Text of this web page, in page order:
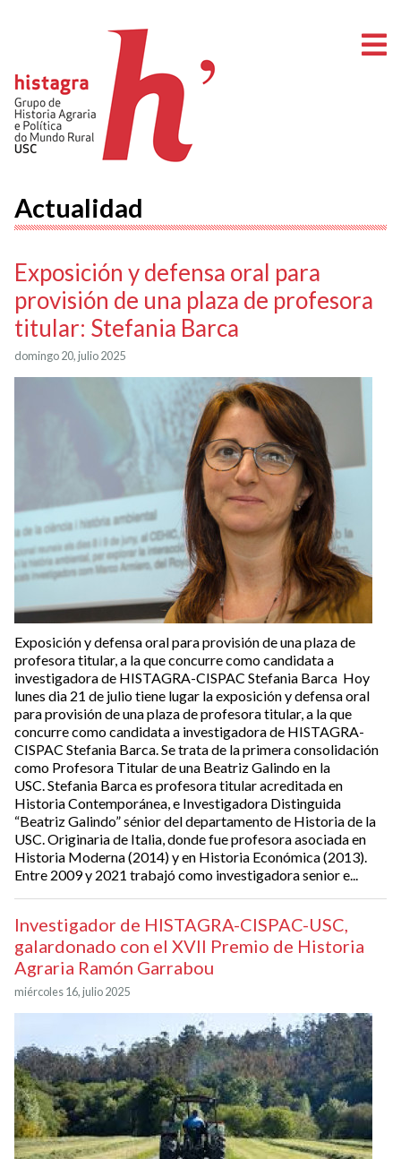
Actualidad
Exposición y defensa oral para
provisión de una plaza de profesora
titular: Stefania Barca
domingo 20, julio 2025
Exposición y defensa oral para provisión de una plaza de
profesora titular, a la que concurre como candidata a
investigadora de HISTAGRA-CISPAC Stefania Barca Hoy
lunes dia 21 de julio tiene lugar la exposición y defensa oral
para provisión de una plaza de profesora titular, a la que
concurre como candidata a investigadora de HISTAGRA-
CISPAC Stefania Barca. Se trata de la primera consolidación
como Profesora Titular de una Beatriz Galindo en la
USC. Stefania Barca es profesora titular acreditada en
Historia Contemporánea, e Investigadora Distinguida
“Beatriz Galindo” sénior del departamento de Historia de la
USC. Originaria de Italia, donde fue profesora asociada en
Historia Moderna (2014) y en Historia Económica (2013).
Entre 2009 y 2021 trabajó como investigadora senior e...
Investigador de HISTAGRA-CISPAC-USC,
galardonado con el XVII Premio de Historia
Agraria Ramón Garrabou
miércoles 16, julio 2025